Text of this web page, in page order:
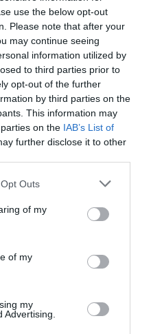
use the below opt-out
Please note that after your
may continue seeing
information utilized by
to third parties prior to
opt-out of the further
by third parties on the
This information may
on the IAB’s List of
further disclose it to other
Outs
of my
of my
my
Advertising.
ΤΕΧΝΕΣ / ΝΕΑ
Άνοιξε τις πύλες
της η έκθεση
«ΔΗΜΟΚΡΑΤΙΑ»
στην Εθνική
Πινακοθήκη –
Μουσείο
Αλεξάνδρου
Σούτσου
Εθνική
Πινακοθήκη –